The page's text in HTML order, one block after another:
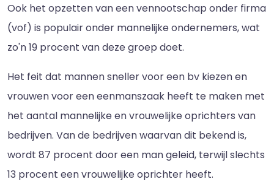
Ook het opzetten van een vennootschap onder firma
(vof) is populair onder mannelijke ondernemers, wat
zo'n 19 procent van deze groep doet.
Het feit dat mannen sneller voor een bv kiezen en
vrouwen voor een eenmanszaak heeft te maken met
het aantal mannelijke en vrouwelijke oprichters van
bedrijven. Van de bedrijven waarvan dit bekend is,
wordt 87 procent door een man geleid, terwijl slechts
13 procent een vrouwelijke oprichter heeft.